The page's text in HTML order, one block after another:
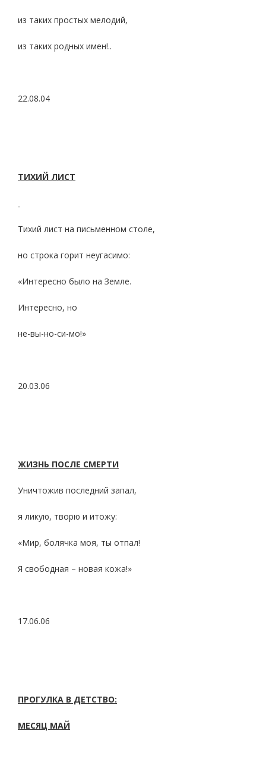
из таких простых мелодий,
из таких родных имен!..
22.08.04
ТИХИЙ ЛИСТ
Тихий лист на письменном столе,
но строка горит неугасимо:
«Интересно было на Земле.
Интересно, но
не-вы-но-си-мо!»
20.03.06
ЖИЗНЬ ПОСЛЕ СМЕРТИ
Уничтожив последний запал,
я ликую, творю и итожу:
«Мир, болячка моя, ты отпал!
Я свободная – новая кожа!»
17.06.06
ПРОГУЛКА В ДЕТСТВО:
МЕСЯЦ МАЙ